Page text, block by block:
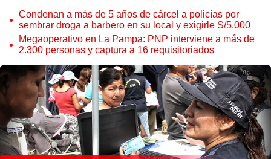
Condenan a más de 5 años de cárcel a policías por
sembrar droga a barbero en su local y exigirle S/5.000
Megaoperativo en La Pampa: PNP interviene a más de
2.300 personas y captura a 16 requisitoriados